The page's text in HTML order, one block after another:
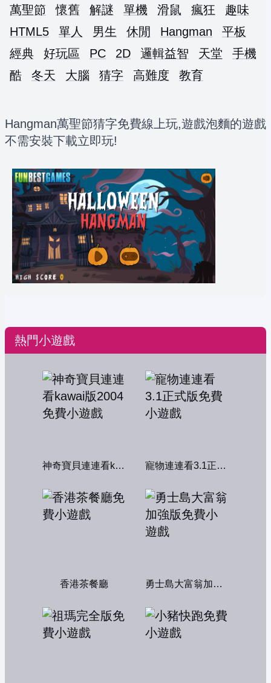
萬聖節
懷舊 解謎 單機 滑鼠 瘋狂
趣味
HTML5
單人 男生 休閒 Hangman
平板
經典
好玩區 PC 2D 邏輯益智 天堂
手機
酷
冬天 大腦 猜字 高難度 教育
Hangman萬聖節猜字免費線上玩,遊戲泡麵的遊戲
不需安裝下載立即玩!
熱門小遊戲
神奇寶貝連連看kawai版2004 寵物連連看3.1正式版
香港茶餐廳 勇士島大富翁加強版